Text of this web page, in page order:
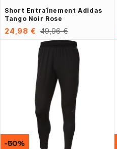
Short Entraînement Adidas
Tango Noir Rose
24,98 € 49,96 €
-50%